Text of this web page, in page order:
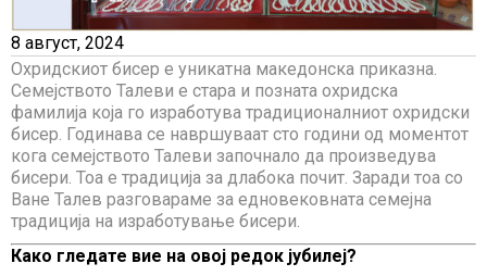
8 август, 2024
Охридскиот бисер е уникатна македонска приказна.
Семејството Талеви е стара и позната охридска
фамилија која го изработува традиционалниот охридски
бисер. Годинава се навршуваат сто години од моментот
кога семејството Талеви започнало да произведува
бисери. Тоа е традиција за длабока почит. Заради тоа со
Ване Талев разговараме за едновековната семејна
традиција на изработување бисери.
Како гледате вие на овој редок јубилеј?